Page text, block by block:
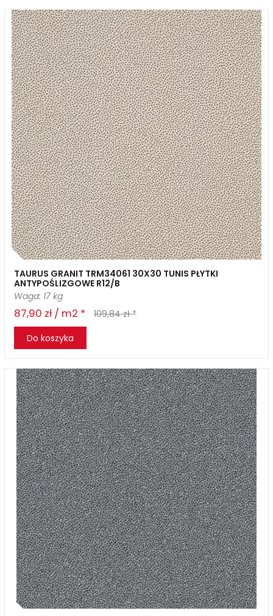
TAURUS GRANIT TRM34061 30X30 TUNIS PŁYTKI
ANTYPOŚLIZGOWE R12/B
Waga: 17 kg
87,90 zł / m2 *
109,84 zł *
Do koszyka